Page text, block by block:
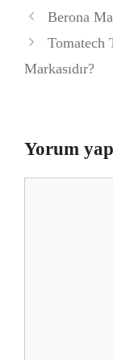
Berona
Tomatech
Markasıdır?
Yorum